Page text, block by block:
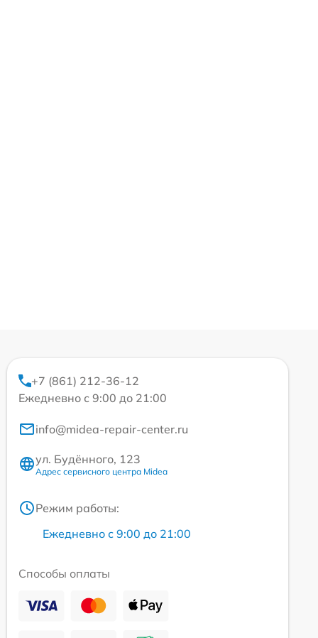
+7 (861) 212-36-12
Ежедневно с 9:00 до 21:00
info@midea-repair-center.ru
ул. Будённого, 123
Адрес сервисного центра Midea
Режим работы:
Ежедневно с 9:00 до 21:00
Способы оплаты